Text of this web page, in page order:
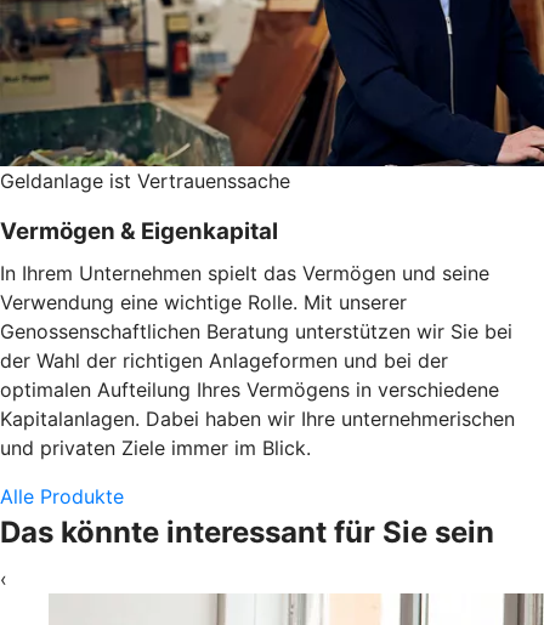
Geldanlage ist Vertrauenssache
Vermögen & Eigenkapital
In Ihrem Unternehmen spielt das Vermögen und seine
Verwendung eine wichtige Rolle. Mit unserer
Genossenschaftlichen Beratung unterstützen wir Sie bei
der Wahl der richtigen Anlageformen und bei der
optimalen Aufteilung Ihres Vermögens in verschiedene
Kapitalanlagen. Dabei haben wir Ihre unternehmerischen
und privaten Ziele immer im Blick.
Alle Produkte
Das könnte interessant für Sie sein
‹